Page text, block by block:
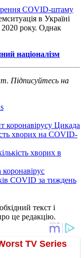
COVID-штаму
в Україні
2020 року. Однак
націоналізм
Підписуйтесь на
коронавірусу Цикада
хворих на COVID-
хворих в
коронавірус
COVID за тиждень
текст і
це редакцію.